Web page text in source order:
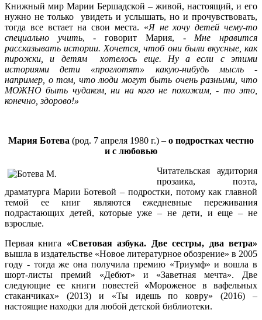
Книжный мир Марии Бершадской – живой, настоящий, и его
нужно не только увидеть и услышать, но и прочувствовать,
тогда все встает на свои места. «Я не хочу детей чему-то
специально учить, - говорит Мария, - Мне нравится
рассказывать истории. Хочется, чтоб они были вкусные, как
пирожки, и детям хотелось еще. Ну а если с этими
историями дети «проглотят» какую-нибудь мысль -
например, о том, что люди могут быть очень разными, что
МОЖНО быть чудаком, ни на кого не похожим, - то это,
конечно, здорово!»
Мария Ботева (род. 7 апреля 1980 г.) – о подростках честно
и с любовью
Читательская аудитория
прозаика, поэта,
драматурга Марии Ботевой – подростки, потому как главной
темой ее книг являются ежедневные переживания
подрастающих детей, которые уже – не дети, и еще – не
взрослые.
Первая книга «Световая азбука. Две сестры, два ветра»
вышла в издательстве «Новое литературное обозрение» в 2005
году - тогда же она получила премию «Триумф» и вошла в
шорт-листы премий «Дебют» и «Заветная мечта». Две
следующие ее книги повестей «Мороженое в вафельных
стаканчиках» (2013) и «Ты идешь по ковру» (2016) –
настоящие находки для любой детской библиотеки.